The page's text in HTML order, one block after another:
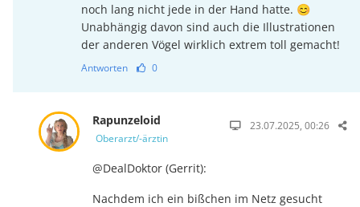
noch lang nicht jede in der Hand hatte. 😊
Unabhängig davon sind auch die Illustrationen
der anderen Vögel wirklich extrem toll gemacht!
Antworten 0
Rapunzeloid
Oberarzt/-ärztin
23.07.2025, 00:26
@DealDoktor (Gerrit):
Nachdem ich ein bißchen im Netz gesucht